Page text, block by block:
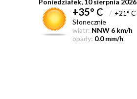
Poniedziałek, 10 sierpnia 2026
+35° C /+21° C
Słonecznie
wiatr: NNW 6 km/h
opady: 0.0 mm/h